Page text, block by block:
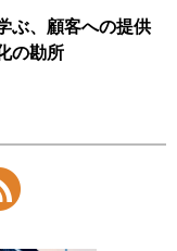
ぶ、顧客への提供
の勘所